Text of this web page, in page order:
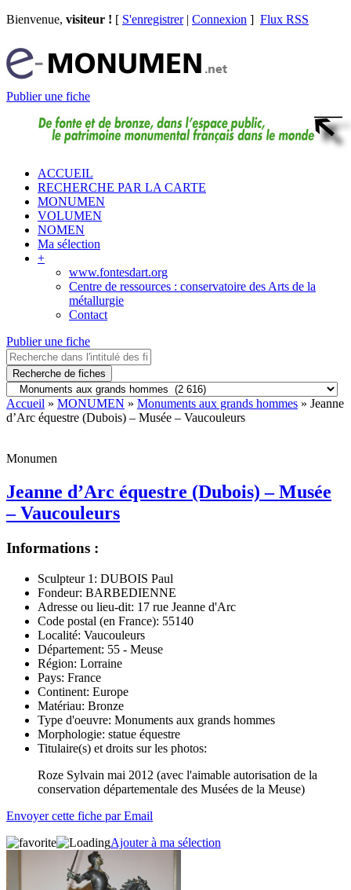
Bienvenue, visiteur ! [ S'enregistrer| Connexion ] Flux RSS
Publier une fiche
ACCUEIL
RECHERCHE PAR LA CARTE
MONUMEN
VOLUMEN
NOMEN
Ma sélection
+
www.fontesdart.org
Centre de ressources : conservatoire des Arts de la
métallurgie
Contact
Publier une fiche
Recherche de fiches
Accueil » MONUMEN » Monuments aux grands hommes » Jeanne
d’Arc équestre (Dubois) – Musée – Vaucouleurs
Monumen
Jeanne d’Arc équestre (Dubois) – Musée
– Vaucouleurs
Informations :
Sculpteur 1: DUBOIS Paul
Fondeur: BARBEDIENNE
Adresse ou lieu-dit: 17 rue Jeanne d'Arc
Code postal (en France): 55140
Localité: Vaucouleurs
Département: 55 - Meuse
Région: Lorraine
Pays: France
Continent: Europe
Matériau: Bronze
Type d'oeuvre: Monuments aux grands hommes
Morphologie: statue équestre
Titulaire(s) et droits sur les photos:
Roze Sylvain mai 2012 (avec l'aimable autorisation de la
conservation départementale des Musées de la Meuse)
Envoyer cette fiche par Email
Ajouter à ma sélection